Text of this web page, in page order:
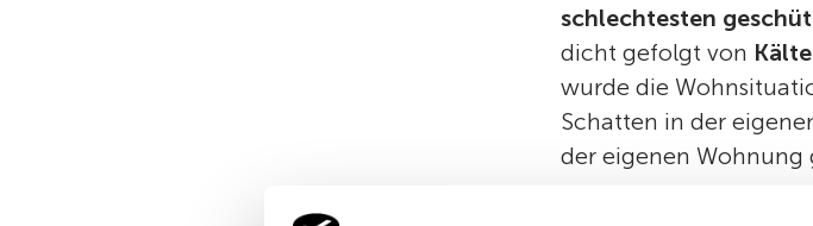
schlechtesten
dicht gefolgt von
wurde die
Schatten in der
der eigenen